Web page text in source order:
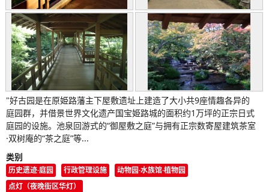
"好古园是在原姫路藩主下屋敷遗址上建造了大小共9座情趣各异的
庭园群，并借景世界文化遗产国宝姫路城的面积约1万坪的正宗日式
庭园的设施。池泉回游式的“御屋敷之庭”与拥有正宗数寄屋建筑茶室
·双树庵的“茶之庭”等...
类别
历史遗迹·庭园 行政管理设施
动物园·水族馆·植物园
点灯（夜晚街区华灯）